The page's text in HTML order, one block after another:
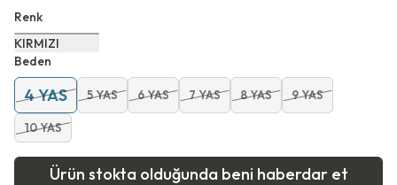
Renk
KIRMIZI
Beden
4 YAS 5 YAS 6 YAS 7 YAS 8 YAS 9 YAS
10 YAS
Ürün stokta olduğunda beni haberdar et